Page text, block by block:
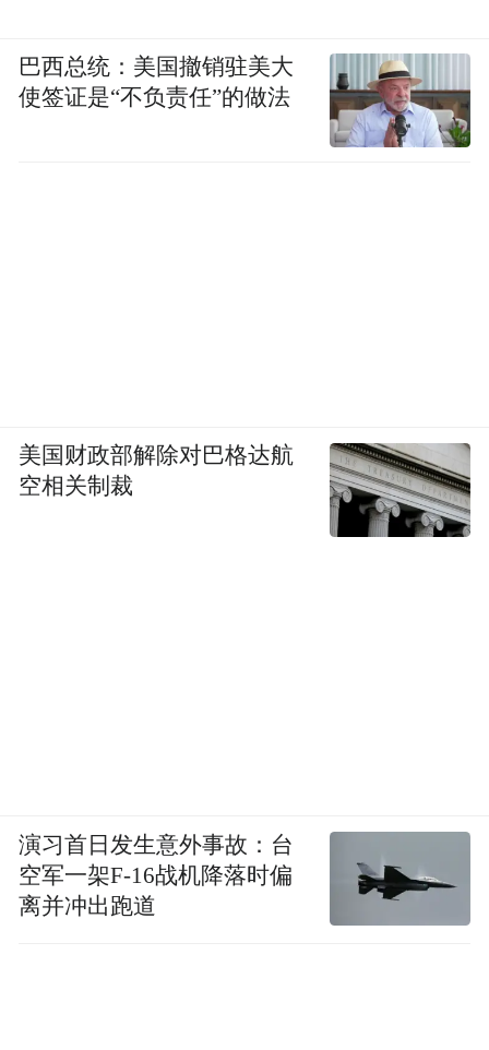
集结行业领军企业家、资深管理专家、艺术
大咖组建青企协导师团，充实协会智库力
量，为会员企业发展提供专业指导与全方位
巴西总统：美国撤销驻美大
使签证是“不负责任”的做法
美国财政部解除对巴格达航
空相关制裁
演习首日发生意外事故：台
空军一架F-16战机降落时偏
离并冲出跑道